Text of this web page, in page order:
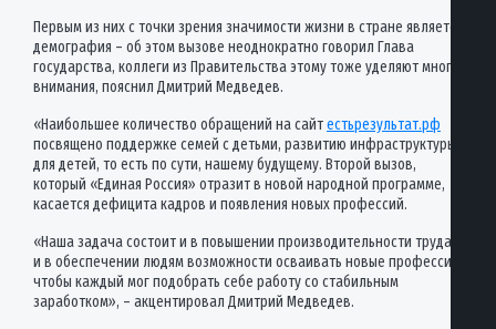
Первым из них с точки зрения значимости жизни в стране является
демография – об этом вызове неоднократно говорил Глава
государства, коллеги из Правительства этому тоже уделяют много
внимания, пояснил Дмитрий Медведев.
«Наибольшее количество обращений на сайтестьрезультат.рф
посвящено поддержке семей с детьми, развитию инфраструктуры
для детей, то есть по сути, нашему будущему. Второй вызов,
который «Единая Россия» отразит в новой народной программе,
касается дефицита кадров и появления новых профессий.
«Наша задача состоит и в повышении производительности труда,
и в обеспечении людям возможности осваивать новые профессии,
чтобы каждый мог подобрать себе работу со стабильным
заработком», – акцентировал Дмитрий Медведев.